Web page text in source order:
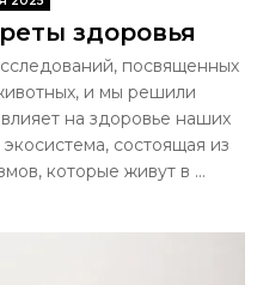
здоровья
посвященных
и мы решили
на здоровье наших
состоящая из
которые живут в ...